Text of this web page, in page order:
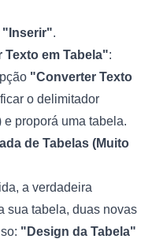
"Inserir".
em Tabela":
"Converter Texto
o delimitador
proporá uma tabela.
de Tabelas (Muito
a verdadeira
sua tabela, duas novas
"Design da Tabela"